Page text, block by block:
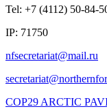
Tel: +7 (4112) 50-84-
IP: 71750
COP29 ARCTIC